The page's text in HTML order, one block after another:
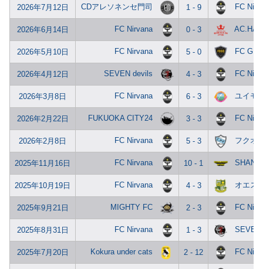
2026年7月12日 CDアレソネンセ門司 1 - 9 FC
2026年6月14日 FC Nirvana 0 - 3
2026年5月10日 FC Nirvana 5 - 0 FC
2026年4月12日 SEVEN devils 4 - 3 FC
2026年3月8日 FC Nirvana 6 - 3 ユイモ
2026年2月22日 FUKUOKA CITY24 3 - 3 FC
2026年2月8日 FC Nirvana 5 - 3 フクオ
2025年11月16日 FC Nirvana 10 - 1
2025年10月19日 FC Nirvana 4 - 3 オエス
2025年9月21日 MIGHTY FC 2 - 3 FC
2025年8月31日 FC Nirvana 1 - 3 SEVEN
2025年7月20日 Kokura under cats 2 - 12 FC